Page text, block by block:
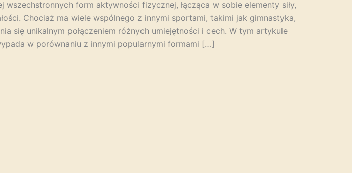
form aktywności fizycznej, łącząca w sobie elementy siły,
Chociaż ma wiele wspólnego z innymi sportami, takimi jak gimnastyka,
się unikalnym połączeniem różnych umiejętności i cech. W tym artykule
w porównaniu z innymi popularnymi formami […]